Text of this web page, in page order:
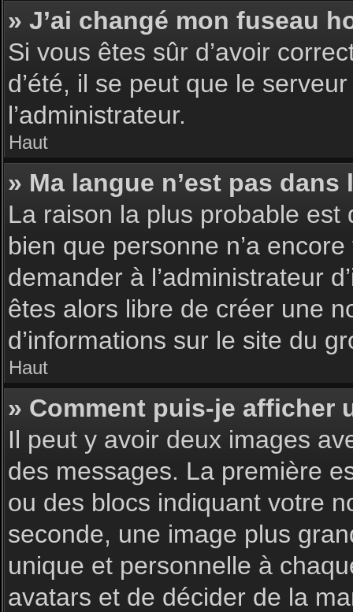
» J’ai changé mon fuseau
Si vous êtes sûr d’avoir
d’été, il se peut que le
l’administrateur.
Haut
» Ma langue n’est pas dans
La raison la plus probable est
bien que personne n’a
demander à l’administrateur
êtes alors libre de créer une
d’informations sur le site du
Haut
» Comment puis-je afficher
Il peut y avoir deux images
des messages. La première
ou des blocs indiquant votre
seconde, une image plus
unique et personnelle à
avatars et de décider de la